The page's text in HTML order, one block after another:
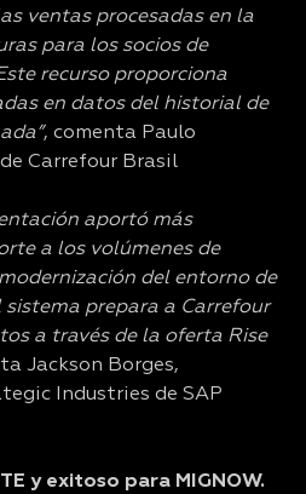
ventas procesadas en la
para los socios de
recurso proporciona
en datos del historial de
, comenta Paulo
Carrefour Brasil
aportó más
a los volúmenes de
del entorno de
sistema prepara a Carrefour
a través de la oferta Rise
Jackson Borges,
Industries de SAP
y exitoso para MIGNOW.